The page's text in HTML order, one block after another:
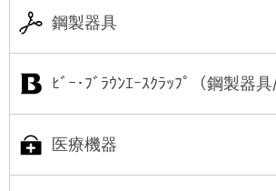
鋼製器具
ﾋﾞｰ･ﾌﾞﾗｳﾝｴｰｽｸﾗｯﾌﾟ（鋼製器具/
医療機器